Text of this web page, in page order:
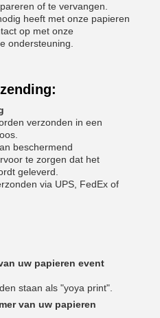
of te vervangen.
heeft met onze papieren
op met onze
ondersteuning.
verzonden in een
beschermend
te zorgen dat het
geleverd.
via UPS, FedEx of
uw papieren event
staan als "yoya print".
van uw papieren